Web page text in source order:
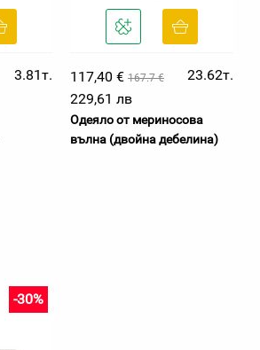
3.81т.
117,40 € 167.7 €
23.62т.
229,61 лв
Одеяло от мериносова
вълна (двойна дебелина)
-30%